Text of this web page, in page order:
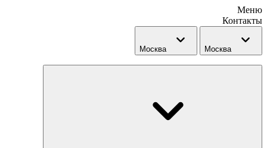
Меню
Контакты
Москва Москва